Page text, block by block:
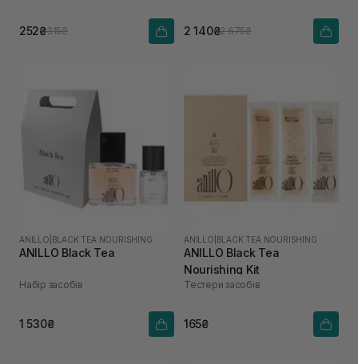
252₴315₴ 2 140₴2 675₴
ANILLO BLACK TEA NOURISHING
ANILLO Black Tea
Набір засобів
1 530₴
ANILLO BLACK TEA NOURISHING
ANILLO Black Tea
Nourishing Kit
Тестери засобів
165₴